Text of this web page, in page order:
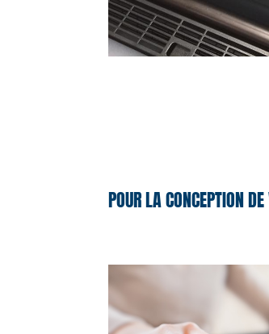
POUR LA CONCEPTION